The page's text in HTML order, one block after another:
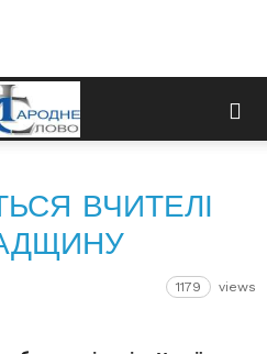
ВЧИТЕЛІ
1179 views